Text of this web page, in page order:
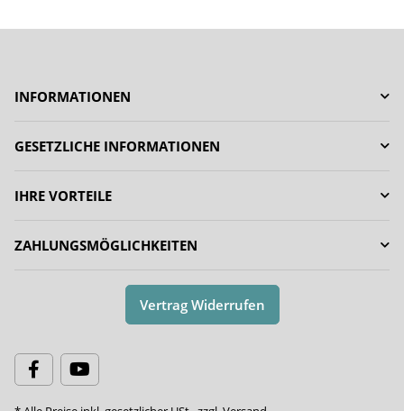
INFORMATIONEN
GESETZLICHE INFORMATIONEN
IHRE VORTEILE
ZAHLUNGSMÖGLICHKEITEN
Vertrag Widerrufen